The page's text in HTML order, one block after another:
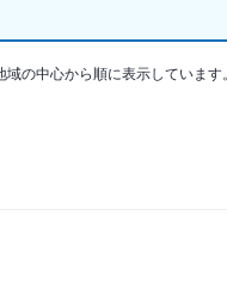
の中心から順に表示しています。